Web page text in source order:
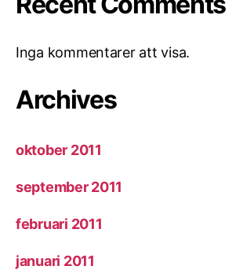
Inga kommentarer att visa.
Archives
oktober 2011
september 2011
februari 2011
januari 2011